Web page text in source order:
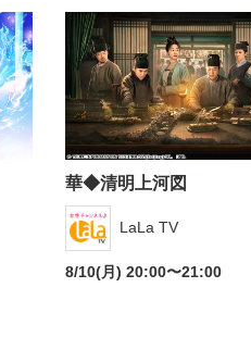
華◆清明上河図
LaLa TV
8/10(月) 20:00〜21:00